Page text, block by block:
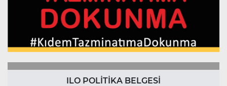
ILO POLİTİKA BELGESİ